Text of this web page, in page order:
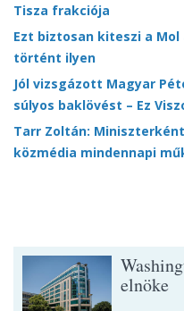
Tisza frakciója
Ezt biztosan kiteszi a
történt ilyen
Jól vizsgázott Magyar
súlyos baklövést – Ez
Tarr Zoltán:
közmédia mindennapi
elnöke